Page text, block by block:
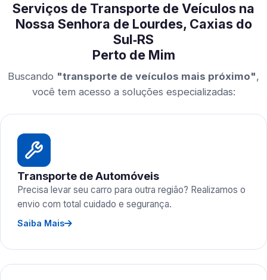
Serviços de Transporte de Veículos na
Nossa Senhora de Lourdes, Caxias do
Sul‑RS
Perto de Mim
Buscando "transporte de veículos mais próximo",
você tem acesso a soluções especializadas:
Transporte de Automóveis
Precisa levar seu carro para outra região? Realizamos o
envio com total cuidado e segurança.
Saiba Mais